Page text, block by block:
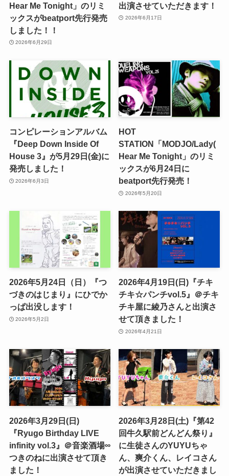
Hear Me Tonight」のリミ
ックスがbeatport先行発売
しました！！
2026年6月29日
出演させていただきます！
2026年6月17日
コンピレーションアルバム
『Deep Down Inside Of
House 3』が5月29日(金)に
発売しました！
2026年6月3日
HOT
STATION「MODJO/Lady(
Hear Me Tonight」のリミ
ックスが6月24日に
beatport先行発売！
2026年5月20日
2026年5月24日（日）『つ
づきのはじまり』にひでか
っぱ出没します！
2026年5月2日
2026年4月19日(日)『チキ
チキ☆パンチvol.5』＠チキ
チキ屋に綾乃さんと出演さ
せて頂きました！
2026年4月21日
2026年3月29日(日)
『Ryugo Birthday LIVE
infinity vol.3』＠音楽酒場∞
つきのねに出演させて頂き
ました！
2026年3月28日(土)『第42
回牛久駅前どんどん祭り』
に生徒さんのYUYUちゃ
ん、爽介くん、レイコさん
が出演させていただきまし